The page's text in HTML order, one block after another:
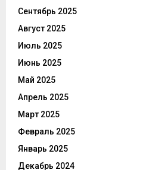
Сентябрь 2025
Август 2025
Июль 2025
Июнь 2025
Май 2025
Апрель 2025
Март 2025
Февраль 2025
Январь 2025
Декабрь 2024